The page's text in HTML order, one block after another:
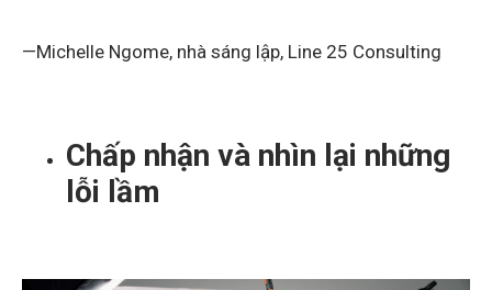
—Michelle Ngome, nhà sáng lập, Line 25 Consulting
Chấp nhận và nhìn lại những
lỗi lầm